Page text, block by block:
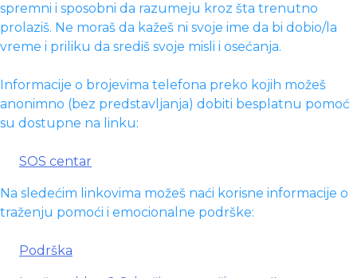
spremni i sposobni da razumeju kroz šta trenutno
prolaziš. Ne moraš da kažeš ni svoje ime da bi dobio/la
vreme i priliku da središ svoje misli i osećanja.
Informacije o brojevima telefona preko kojih možeš
anonimno (bez predstavljanja) dobiti besplatnu pomoć
su dostupne na linku:
SOS centar
Na sledećim linkovima možeš naći korisne informacije o
traženju pomoći i emocionalne podrške:
Podrška